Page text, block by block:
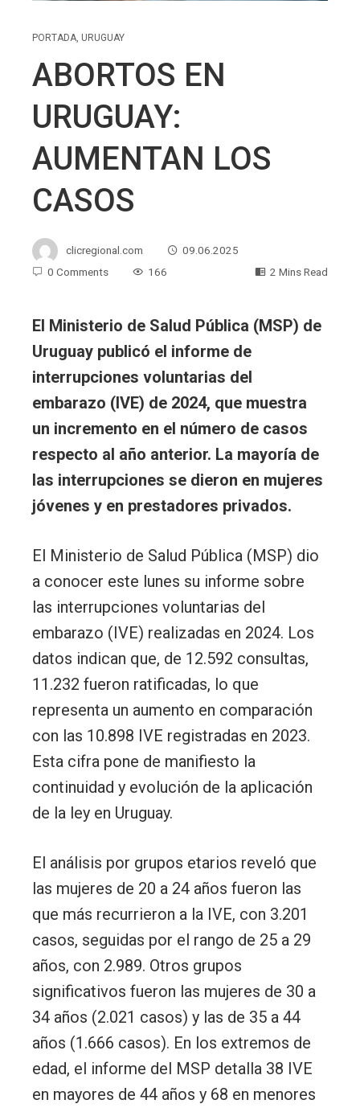
PORTADA, URUGUAY
ABORTOS EN
URUGUAY:
AUMENTAN LOS
CASOS
clicregional.com
09.06.2025
0 Comments
166 2 Mins Read
El Ministerio de Salud Pública (MSP) de
Uruguay publicó el informe de
interrupciones voluntarias del
embarazo (IVE) de 2024, que muestra
un incremento en el número de casos
respecto al año anterior. La mayoría de
las interrupciones se dieron en mujeres
jóvenes y en prestadores privados.
El Ministerio de Salud Pública (MSP) dio
a conocer este lunes su informe sobre
las interrupciones voluntarias del
embarazo (IVE) realizadas en 2024. Los
datos indican que, de 12.592 consultas,
11.232 fueron ratificadas, lo que
representa un aumento en comparación
con las 10.898 IVE registradas en 2023.
Esta cifra pone de manifiesto la
continuidad y evolución de la aplicación
de la ley en Uruguay.
El análisis por grupos etarios reveló que
las mujeres de 20 a 24 años fueron las
que más recurrieron a la IVE, con 3.201
casos, seguidas por el rango de 25 a 29
años, con 2.989. Otros grupos
significativos fueron las mujeres de 30 a
34 años (2.021 casos) y las de 35 a 44
años (1.666 casos). En los extremos de
edad, el informe del MSP detalla 38 IVE
en mayores de 44 años y 68 en menores